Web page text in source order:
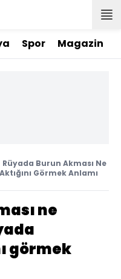
Spor Magazin
Rüyada Burun Akması Ne
Görmek Anlamı
ne
görmek